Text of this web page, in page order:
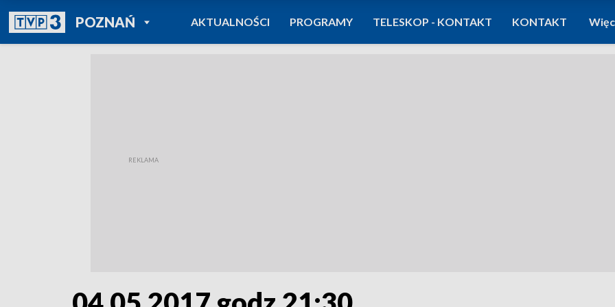
POZNAŃPOWRÓT DO
TVP REGIONY
AKTUALNOŚCI PROGRAMY TELESKOP - KONTAKT KONTAKT